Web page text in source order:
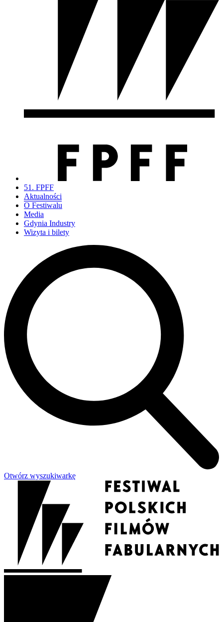
51. FPFF
Aktualności
O Festiwalu
Media
Gdynia Industry
Wizyta i bilety
Otwórz wyszukiwarkę